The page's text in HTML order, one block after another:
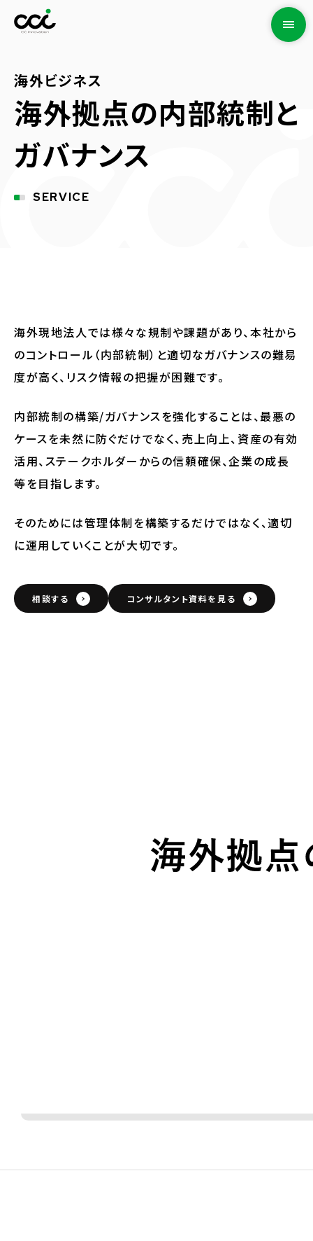
海外ビジネス
海外拠点の内部統制と
ガバナンス
SERVICE
海外現地法人では様々な規制や課題があり、本社から
のコントロール（内部統制）と適切なガバナンスの難易
度が高く、リスク情報の把握が困難です。
内部統制の構築/ガバナンスを強化することは、最悪の
ケースを未然に防ぐだけでなく、売上向上、資産の有効
活用、ステークホルダーからの信頼確保、企業の成長
等を目指します。
そのためには管理体制を構築するだけではなく、適切
に運用していくことが大切です。
相談する コンサルタント資料を見る